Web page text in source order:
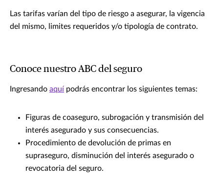
Las tarifas varían del tipo de riesgo a asegurar, la vigencia
del mismo, limites requeridos y/o tipología de contrato.
Conoce nuestro ABC del seguro
Ingresando aquí podrás encontrar los siguientes temas:
Figuras de coaseguro, subrogación y transmisión del
interés asegurado y sus consecuencias.
Procedimiento de devolución de primas en
supraseguro, disminución del interés asegurado o
revocatoria del seguro.